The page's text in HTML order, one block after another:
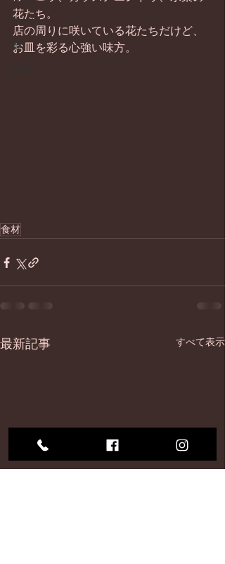
ワイン
器
花たち。
店の周りに咲いている花たちだけど、
お皿を彩る心強い味方。
食材
最新記事 すべて表示